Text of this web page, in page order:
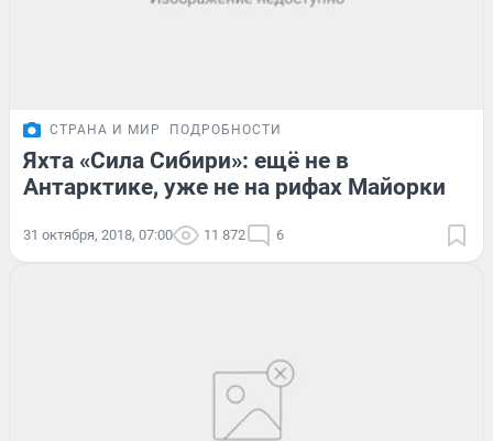
СТРАНА И МИР ПОДРОБНОСТИ
Яхта «Сила Сибири»: ещё не в
Антарктике, уже не на рифах Майорки
31 октября, 2018, 07:00 11 872 6